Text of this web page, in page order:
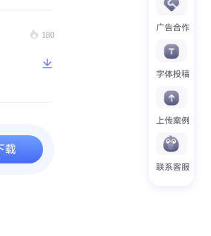
广告合作
字体投稿
上传案例
联系客服
180
载